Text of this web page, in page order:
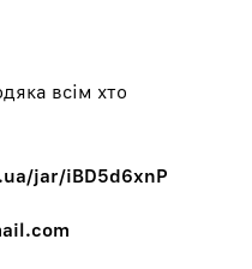
всім хто
jar/iBD5d6xnP